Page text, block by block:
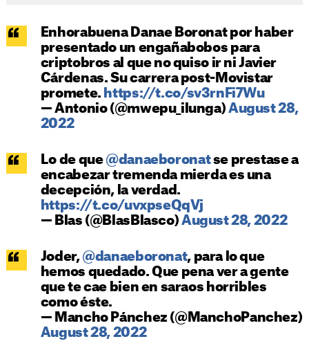
Enhorabuena Danae Boronat por haber
presentado un engañabobos para
criptobros al que no quiso ir ni Javier
Cárdenas. Su carrera post-Movistar
promete. https://t.co/sv3rnFi7Wu
— Antonio (@mwepu_ilunga) August 28,
2022
Lo de que @danaeboronatse prestase a
encabezar tremenda mierda es una
decepción, la verdad.
https://t.co/uvxpseQqVj
— Blas (@BlasBlasco) August 28, 2022
Joder, @danaeboronat, para lo que
hemos quedado. Que pena ver a gente
que te cae bien en saraos horribles
como éste.
— Mancho Pánchez (@ManchoPanchez)
August 28, 2022